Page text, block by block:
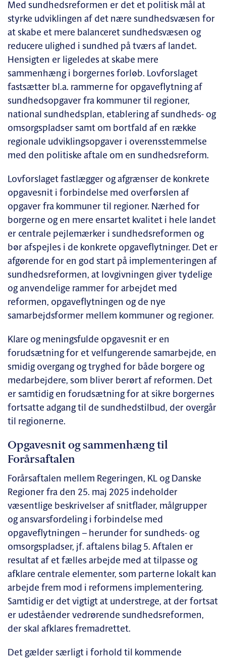
Med sundhedsreformen er det et politisk mål at
styrke udviklingen af det nære sundhedsvæsen for
at skabe et mere balanceret sundhedsvæsen og
reducere ulighed i sundhed på tværs af landet.
Hensigten er ligeledes at skabe mere
sammenhæng i borgernes forløb. Lovforslaget
fastsætter bl.a. rammerne for opgaveflytning af
sundhedsopgaver fra kommuner til regioner,
national sundhedsplan, etablering af sundheds- og
omsorgspladser samt om bortfald af en række
regionale udviklingsopgaver i overensstemmelse
med den politiske aftale om en sundhedsreform.
Lovforslaget fastlægger og afgrænser de konkrete
opgavesnit i forbindelse med overførslen af
opgaver fra kommuner til regioner. Nærhed for
borgerne og en mere ensartet kvalitet i hele landet
er centrale pejlemærker i sundhedsreformen og
bør afspejles i de konkrete opgaveflytninger. Det er
afgørende for en god start på implementeringen af
sundhedsreformen, at lovgivningen giver tydelige
og anvendelige rammer for arbejdet med
reformen, opgaveflytningen og de nye
samarbejdsformer mellem kommuner og regioner.
Klare og meningsfulde opgavesnit er en
forudsætning for et velfungerende samarbejde, en
smidig overgang og tryghed for både borgere og
medarbejdere, som bliver berørt af reformen. Det
er samtidig en forudsætning for at sikre borgernes
fortsatte adgang til de sundhedstilbud, der overgår
til regionerne.
Opgavesnit og sammenhæng til
Forårsaftalen
Forårsaftalen mellem Regeringen, KL og Danske
Regioner fra den 25. maj 2025 indeholder
væsentlige beskrivelser af snitflader, målgrupper
og ansvarsfordeling i forbindelse med
opgaveflytningen – herunder for sundheds- og
omsorgspladser, jf. aftalens bilag 5. Aftalen er
resultat af et fælles arbejde med at tilpasse og
afklare centrale elementer, som parterne lokalt kan
arbejde frem mod i reformens implementering.
Samtidig er det vigtigt at understrege, at der fortsat
er udeståender vedrørende sundhedsreformen,
der skal afklares fremadrettet.
Det gælder særligt i forhold til kommende